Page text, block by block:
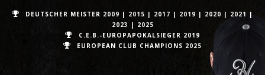
DEUTSCHER MEISTER 2009 | 2015 | 2017 | 2019 | 2020 | 2021 |
2023 | 2025
C.E.B.-EUROPAPOKALSIEGER 2019
EUROPEAN CLUB CHAMPIONS 2025